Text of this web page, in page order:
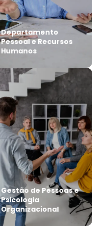
Departamento
Pessoal e Recursos
Humanos
Gestão de Pessoas e
Psicologia
Organizacional